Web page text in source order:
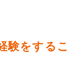
験をするこ